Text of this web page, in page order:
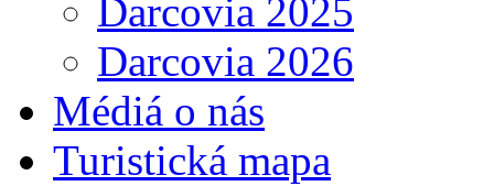
Darcovia 2025
Darcovia 2026
Médiá o nás
Turistická mapa